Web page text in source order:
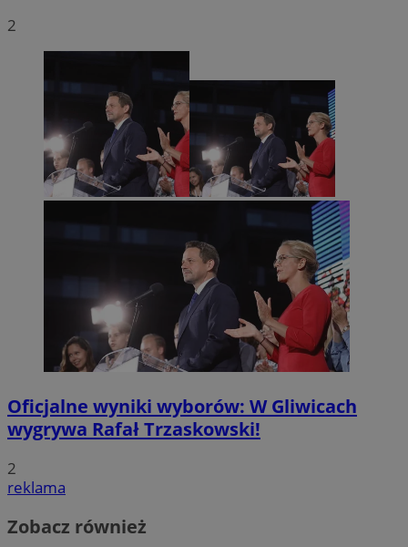
2
Oficjalne wyniki wyborów: W Gliwicach
wygrywa Rafał Trzaskowski!
2
reklama
Zobacz również